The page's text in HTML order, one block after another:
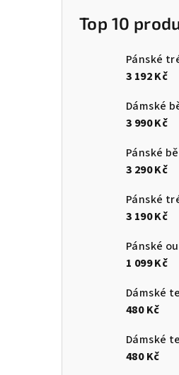
Top 10
Pánské
3 192 Kč
3 990 Kč
3 290 Kč
Pánské
3 190 Kč
1 099 Kč
480 Kč
480 Kč